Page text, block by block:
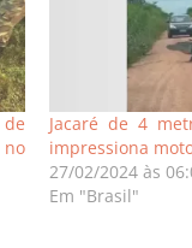
Jacaré de 4
impressiona
27/02/2024 às
Em "Brasil"